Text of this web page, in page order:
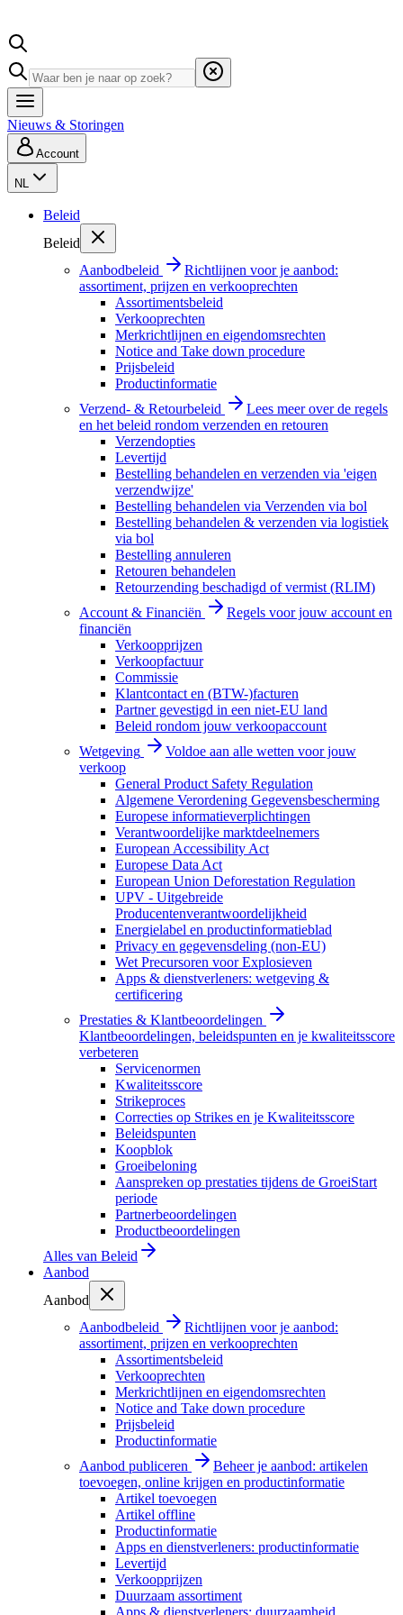
Nieuws & Storingen
Account
NL
Beleid
Beleid
Aanbodbeleid
Richtlijnen voor je aanbod:
assortiment, prijzen en verkooprechten
Assortimentsbeleid
Verkooprechten
Merkrichtlijnen en eigendomsrechten
Notice and Take down procedure
Prijsbeleid
Productinformatie
Verzend- & Retourbeleid
Lees meer over de regels
en het beleid rondom verzenden en retouren
Verzendopties
Levertijd
Bestelling behandelen en verzenden via 'eigen
verzendwijze'
Bestelling behandelen via Verzenden via bol
Bestelling behandelen & verzenden via logistiek
via bol
Bestelling annuleren
Retouren behandelen
Retourzending beschadigd of vermist (RLIM)
Account & Financiën
Regels voor jouw account en
financiën
Verkoopprijzen
Verkoopfactuur
Commissie
Klantcontact en (BTW-)facturen
Partner gevestigd in een niet-EU land
Beleid rondom jouw verkoopaccount
Wetgeving
Voldoe aan alle wetten voor jouw
verkoop
General Product Safety Regulation
Algemene Verordening Gegevensbescherming
Europese informatieverplichtingen
Verantwoordelijke marktdeelnemers
European Accessibility Act
Europese Data Act
European Union Deforestation Regulation
UPV - Uitgebreide
Producentenverantwoordelijkheid
Energielabel en productinformatieblad
Privacy en gegevensdeling (non-EU)
Wet Precursoren voor Explosieven
Apps & dienstverleners: wetgeving &
certificering
Prestaties & Klantbeoordelingen
Klantbeoordelingen, beleidspunten en je kwaliteitsscore
verbeteren
Servicenormen
Kwaliteitsscore
Strikeproces
Correcties op Strikes en je Kwaliteitsscore
Beleidspunten
Koopblok
Groeibeloning
Aanspreken op prestaties tijdens de GroeiStart
periode
Partnerbeoordelingen
Productbeoordelingen
Alles van Beleid
Aanbod
Aanbod
Aanbodbeleid
Richtlijnen voor je aanbod:
assortiment, prijzen en verkooprechten
Assortimentsbeleid
Verkooprechten
Merkrichtlijnen en eigendomsrechten
Notice and Take down procedure
Prijsbeleid
Productinformatie
Aanbod publiceren
Beheer je aanbod: artikelen
toevoegen, online krijgen en productinformatie
Artikel toevoegen
Artikel offline
Productinformatie
Apps en dienstverleners: productinformatie
Levertijd
Verkoopprijzen
Duurzaam assortiment
Apps & dienstverleners: duurzaamheid